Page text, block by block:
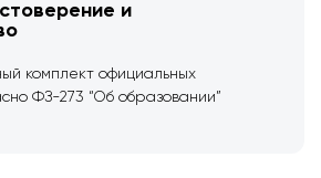
и
комплект официальных
ФЗ-273 “Об образовании”